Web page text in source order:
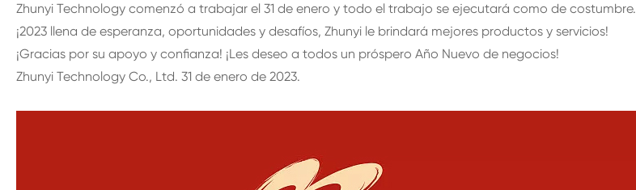
Zhunyi Technology comenzó a trabajar el 31 de enero y todo el trabajo se ejecutará como de costumbre.
¡2023 llena de esperanza, oportunidades y desafíos, Zhunyi le brindará mejores productos y servicios!
¡Gracias por su apoyo y confianza! ¡Les deseo a todos un próspero Año Nuevo de negocios!
Zhunyi Technology Co., Ltd. 31 de enero de 2023.